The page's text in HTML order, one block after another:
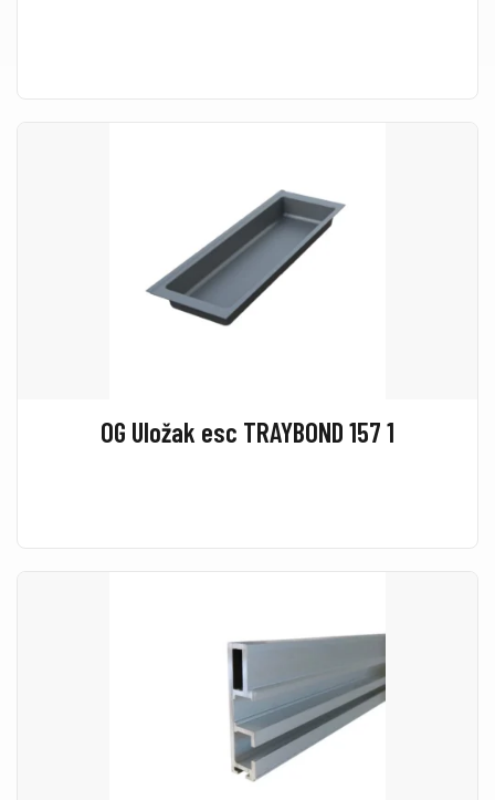
OG Uložak esc TRAYBOND 157 1